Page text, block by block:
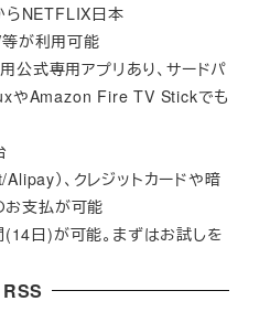
らNETFLIX日本
が利用可能
式専用アプリあり、サードパ
やAmazon Fire TV Stickでも
）、クレジットカードや暗
支払が可能
日)が可能。まずはお試しを
RSS